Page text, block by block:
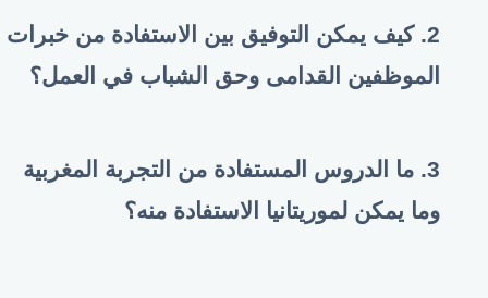
2. كيف يمكن التوفيق بين الاستفادة من خبرات
الموظفين القدامى وحق الشباب في العمل؟
3. ما الدروس المستفادة من التجربة المغربية
وما يمكن لموريتانيا الاستفادة منه؟